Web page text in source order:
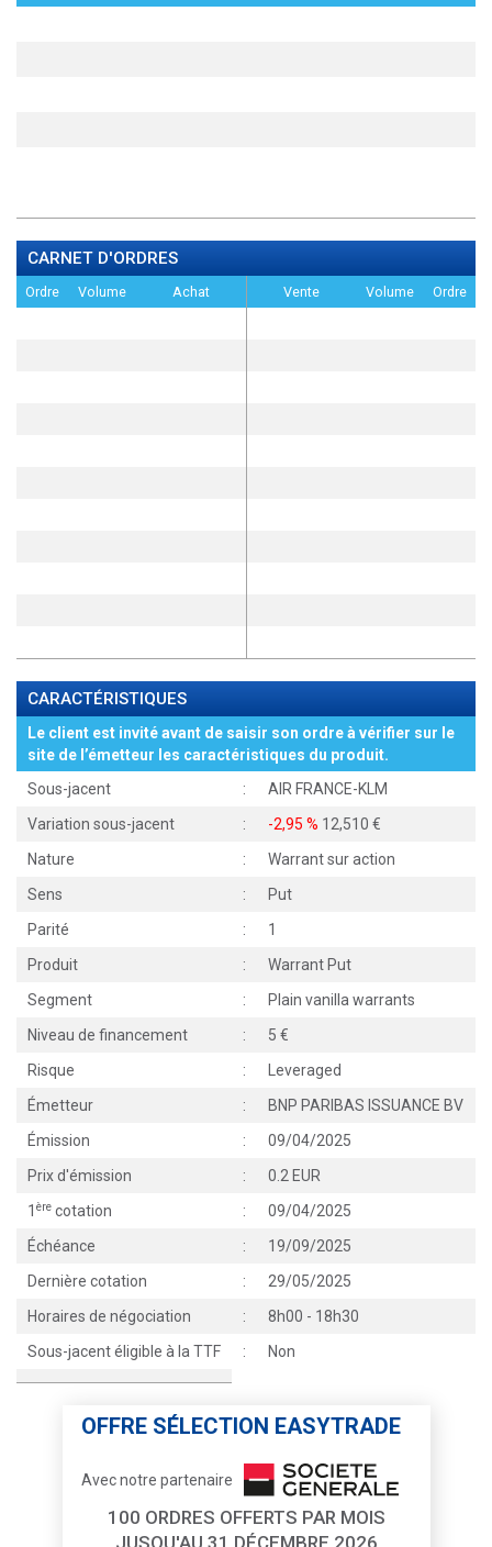
CARNET D'ORDRES
Ordre Volume Achat Vente Volume Ordre
CARACTÉRISTIQUES
Le client est invité avant de saisir son ordre à vérifier sur le
site de l’émetteur les caractéristiques du produit.
Sous-jacent
:
AIR FRANCE-KLM
Variation sous-jacent
: -2,95 % 12,510
Nature
:
Warrant sur action
Sens
:
Put
Parité
:
1
Produit
:
Warrant Put
Segment
:
Plain vanilla warrants
Niveau de financement
:
5
Risque
:
Leveraged
Émetteur
:
BNP PARIBAS ISSUANCE BV
Émission
:
09/04/2025
Prix d'émission
:
0.2 EUR
1 ère cotation :
09/04/2025
Échéance
:
19/09/2025
Dernière cotation
:
29/05/2025
Horaires de négociation
:
8h00 - 18h30
Sous-jacent éligible à la TTF
: Non
OFFRE SÉLECTION EASYTRADE
Avec notre partenaire
100 ORDRES OFFERTS PAR MOIS
JUSQU'AU 31 DÉCEMBRE 2026